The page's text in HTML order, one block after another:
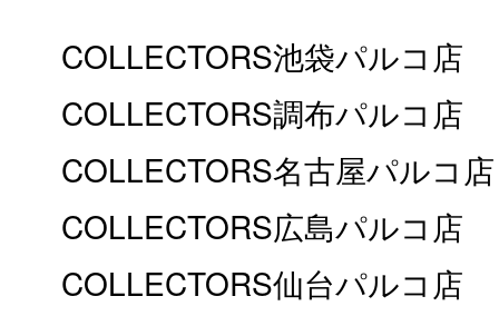
COLLECTORS池袋パルコ店
COLLECTORS調布パルコ店
COLLECTORS名古屋パルコ店
COLLECTORS広島パルコ店
COLLECTORS仙台パルコ店